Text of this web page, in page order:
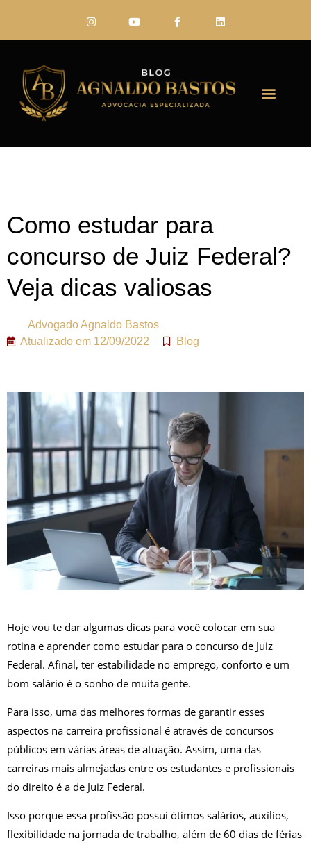
Como estudar para
concurso de Juiz Federal?
Veja dicas valiosas
AdvogadoAgnaldo Bastos
Atualizado em 12/09/2022 Blog
Hoje vou te dar algumas dicas para você colocar em sua
rotina e aprender como estudar para o concurso de Juiz
Federal. Afinal, ter estabilidade no emprego, conforto e um
bom salário é o sonho de muita gente.
Para isso, uma das melhores formas de garantir esses
aspectos na carreira profissional é através de concursos
públicos em várias áreas de atuação. Assim, uma das
carreiras mais almejadas entre os estudantes e profissionais
do direito é a de Juiz Federal.
Isso porque essa profissão possui ótimos salários, auxílios,
flexibilidade na jornada de trabalho, além de 60 dias de férias